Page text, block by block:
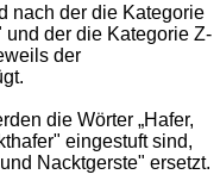
nach der die Kategorie
und der die Kategorie Z-
der
die Wörter „Hafer,
eingestuft sind,
Nacktgerste" ersetzt.